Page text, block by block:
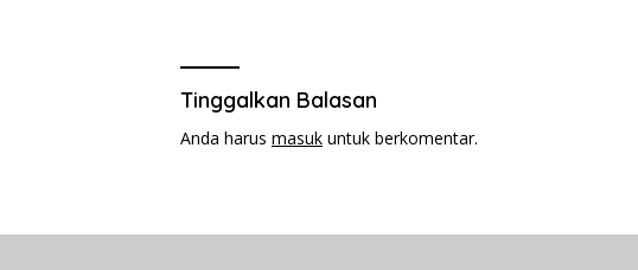
Tinggalkan Balasan
Anda harus masuk untuk berkomentar.